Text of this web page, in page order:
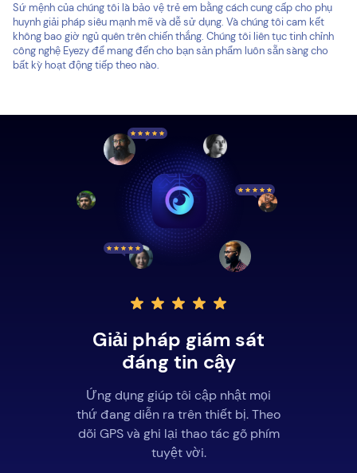
Sứ mệnh của chúng tôi là bảo vệ trẻ em bằng cách cung cấp cho phụ
huynh giải pháp siêu mạnh mẽ và dễ sử dụng. Và chúng tôi cam kết
không bao giờ ngủ quên trên chiến thắng. Chúng tôi liên tục tinh chỉnh
công nghệ Eyezy để mang đến cho bạn sản phẩm luôn sẵn sàng cho
bất kỳ hoạt động tiếp theo nào.
Giải pháp giám sát
đáng tin cậy
Ứng dụng giúp tôi cập nhật mọi
thứ đang diễn ra trên thiết bị. Theo
dõi GPS và ghi lại thao tác gõ phím
tuyệt vời.